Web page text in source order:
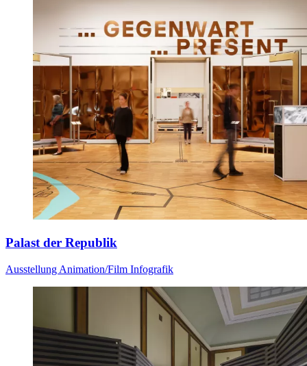
Palast der Republik
Ausstellung Animation/Film Infografik